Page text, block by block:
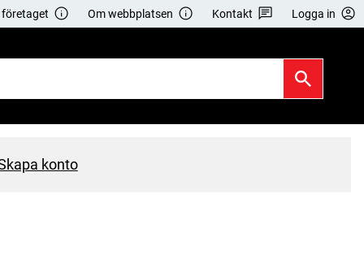
företaget Om webbplatsen Kontakt Logga in
konto